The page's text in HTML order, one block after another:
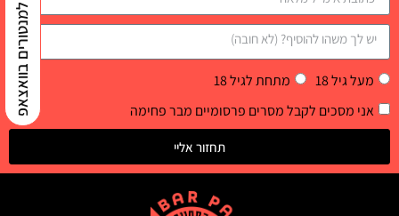
מעל גיל 18
מתחת לגיל 18
אני מסכים לקבל מסרים פרסומיים מבר פחימה
תחזור אליי
למנטורים בוואצאפ